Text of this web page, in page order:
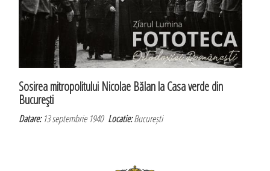
Sosirea mitropolitului Nicolae Bălan la Casa verde din
Bucureşti
Datare:13 septembrie 1940Locatie:București